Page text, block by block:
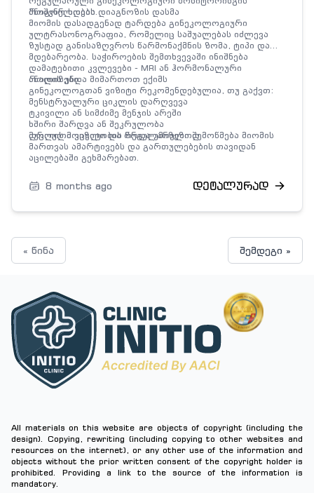
მნიშვნელობას.
როგორ ხდება დიაგნოზის დასმა
მიომის დასადგენად ტარდება გინეკოლოგიური
ულტრასონოგრაფია, რომელიც საშუალებას იძლევა
ზუსტად განისაზღვროს წარმონაქმნის ზომა, ტიპი და
მდებარეობა. საჭიროების შემთხვევაში ინიშნება
დამატებითი კვლევები - MRI ან ჰორმონალური
ანალიზები.
როდის უნდა მიმართოთ ექიმს
გინეკოლოგთან ვიზიტი რეკომენდებულია, თუ გაქვთ:
მენსტრუალური ციკლის დარღვევა
ტკივილი ან სიმძიმე მენჯის არეში
ხშირი შარდვა ან შეკრულობა
მუცლის მოცულობის ზრდა უმიზეზოდ
დროული ვიზიტი და რეგულარული შემოწმება მიომის
მართვას ამარტივებს და გართულებების თავიდან
აცილებაში გეხმარებათ.
8 months ago დეტალურად
« წინა შემდეგი »
All materials on this website are objects of copyright (including the
design). Copying, rewriting (including copying to other websites and
resources on the internet), or any other use of the information and
objects without the prior written consent of the copyright holder is
prohibited. Providing a link to the source of the information is
mandatory.